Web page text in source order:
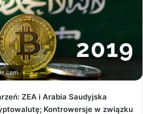
ZEA i Arabia Saudyjska
Kontrowersje w związku